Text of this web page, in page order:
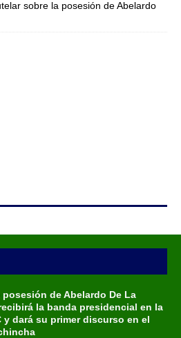
sobre la posesión de Abelardo
posesión de Abelardo De La
la banda presidencial en la
y dará su primer discurso en el